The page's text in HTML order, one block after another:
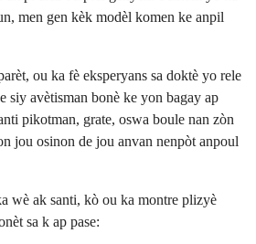
men gen kèk modèl komen ke anpil
ou ka fè eksperyans sa doktè yo rele
siy avètisman bonè ke yon bagay ap
pikotman, grate, oswa boule nan zòn
jou osinon de jou anvan nenpòt anpoul
wè ak santi, kò ou ka montre plizyè
sa k ap pase: